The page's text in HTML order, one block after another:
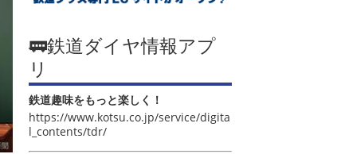
🚃鉄道ダイヤ情報アプ
リ
鉄道趣味をもっと楽しく！
https://www.kotsu.co.jp/service/digita
l_contents/tdr/